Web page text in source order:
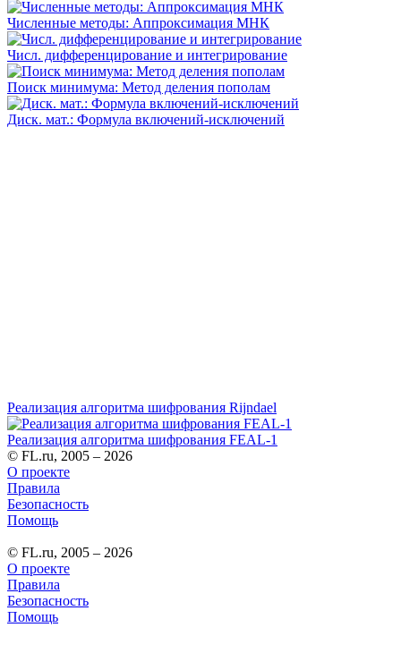
Численные методы: Аппроксимация МНК
Числ. дифференцирование и интегрирование
Поиск минимума: Метод деления пополам
Диск. мат.: Формула включений-исключений
Реализация алгоритма шифрования Rijndael
Реализация алгоритма шифрования FEAL-1
© FL.ru, 2005 – 2026
О проекте
Правила
Безопасность
Помощь
© FL.ru, 2005 – 2026
О проекте
Правила
Безопасность
Помощь